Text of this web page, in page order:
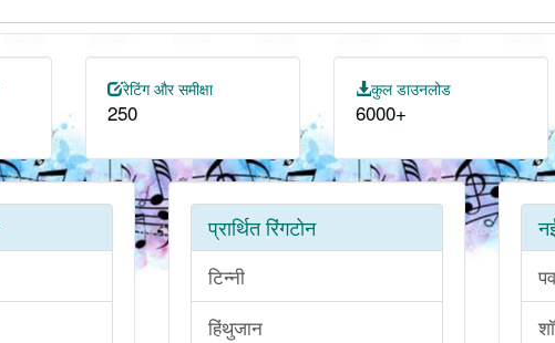
रेटिंग और समीक्षा
250
कुल डाउनलोड
6000+
प्रार्थित रिंगटोन
टिन्नी
हिंथुजान